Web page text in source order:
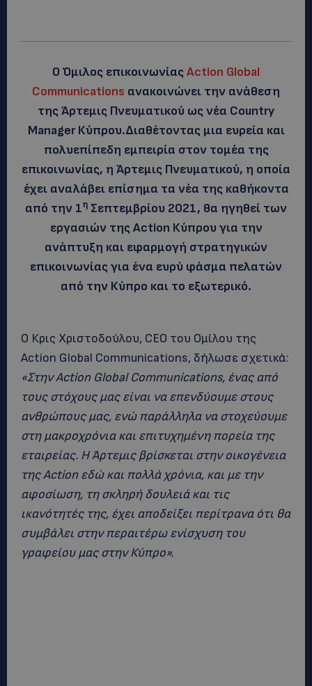
Ο Όμιλος επικοινωνίας Action Global
Communications ανακοινώνει την ανάθεση
της Άρτεμις Πνευματικού ως νέα Country
Manager Κύπρου.Διαθέτοντας μια ευρεία και
πολυεπίπεδη εμπειρία στον τομέα της
επικοινωνίας, η Άρτεμις Πνευματικού, η οποία
έχει αναλάβει επίσημα τα νέα της καθήκοντα
από την 1η Σεπτεμβρίου 2021, θα ηγηθεί των
εργασιών της Action Κύπρου για την
ανάπτυξη και εφαρμογή στρατηγικών
επικοινωνίας για ένα ευρύ φάσμα πελατών
από την Κύπρο και το εξωτερικό.
Ο Κρις Χριστοδούλου, CEO του Ομίλου της
Action Global Communications, δήλωσε σχετικά:
«Στην Action Global Communications, ένας από
τους στόχους μας είναι να επενδύουμε στους
ανθρώπους μας, ενώ παράλληλα να στοχεύουμε
στη μακροχρόνια και επιτυχημένη πορεία της
εταιρείας. Η Άρτεμις βρίσκεται στην οικογένεια
της Action εδώ και πολλά χρόνια, και με την
αφοσίωση, τη σκληρή δουλειά και τις
ικανότητές της, έχει αποδείξει περίτρανα ότι θα
συμβάλει στην περαιτέρω ενίσχυση του
γραφείου μας στην Κύπρο».